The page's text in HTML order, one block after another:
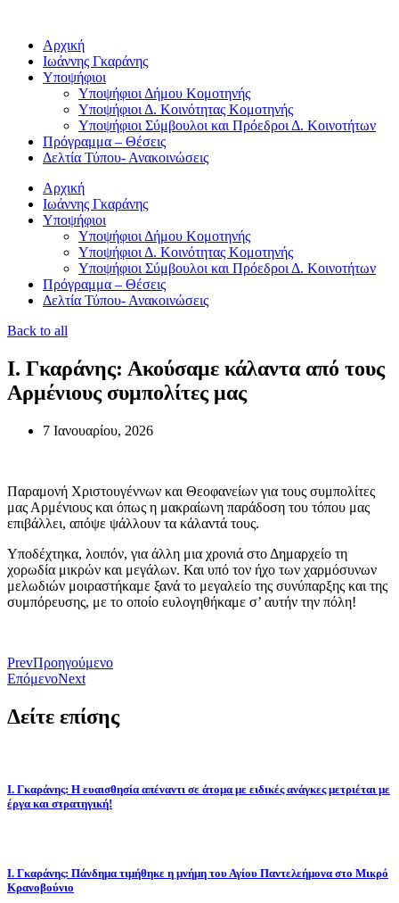
περιεχόμενο
Αρχική
Ιωάννης Γκαράνης
Υποψήφιοι
Υποψήφιοι Δήμου Κομοτηνής
Υποψήφιοι Δ. Κοινότητας Κομοτηνής
Υποψήφιοι Σύμβουλοι και Πρόεδροι Δ. Κοινοτήτων
Πρόγραμμα – Θέσεις
Δελτία Τύπου- Ανακοινώσεις
Αρχική
Ιωάννης Γκαράνης
Υποψήφιοι
Υποψήφιοι Δήμου Κομοτηνής
Υποψήφιοι Δ. Κοινότητας Κομοτηνής
Υποψήφιοι Σύμβουλοι και Πρόεδροι Δ. Κοινοτήτων
Πρόγραμμα – Θέσεις
Δελτία Τύπου- Ανακοινώσεις
Back to all
Ι. Γκαράνης: Ακούσαμε κάλαντα από τους
Αρμένιους συμπολίτες μας
7 Ιανουαρίου, 2026
Παραμονή Χριστουγέννων και Θεοφανείων για τους συμπολίτες
μας Αρμένιους και όπως η μακραίωνη παράδοση του τόπου μας
επιβάλλει, απόψε ψάλλουν τα κάλαντά τους.
Υποδέχτηκα, λοιπόν, για άλλη μια χρονιά στο Δημαρχείο τη
χορωδία μικρών και μεγάλων. Και υπό τον ήχο των χαρμόσυνων
μελωδιών μοιραστήκαμε ξανά το μεγαλείο της συνύπαρξης και της
συμπόρευσης, με το οποίο ευλογηθήκαμε σ’ αυτήν την πόλη!
PrevΠροηγούμενο
ΕπόμενοNext
Δείτε επίσης
Ι. Γκαράνης: Η ευαισθησία απέναντι σε άτομα με ειδικές ανάγκες μετριέται με
έργα και στρατηγική!
Ι. Γκαράνης: Πάνδημα τιμήθηκε η μνήμη του Αγίου Παντελεήμονα στο Μικρό
Κρανοβούνιο